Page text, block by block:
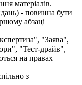
матеріалів.
- повинна бути
абзаці
"Заява",
"Тест-драйв",
на правах
з